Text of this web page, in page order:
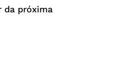
da próxima